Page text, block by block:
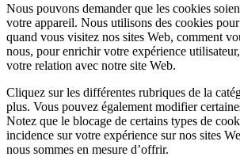
Nous pouvons demander que les cookies
votre appareil. Nous utilisons des cookies
quand vous visitez nos sites Web, comment
nous, pour enrichir votre expérience
votre relation avec notre site Web.
Cliquez sur les différentes rubriques de la
plus. Vous pouvez également modifier
Notez que le blocage de certains types de
incidence sur votre expérience sur nos sites
nous sommes en mesure d’offrir.